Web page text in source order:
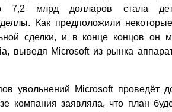
7,2 млрд долларов стала
Как предположили
сделки, и в конце концов он
выведя Microsoft из рынка
увольнений Microsoft проведёт
компания заявляла, что план